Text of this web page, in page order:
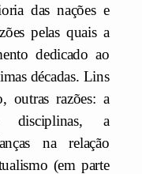
das nações e
pelas quais a
dedicado ao
décadas. Lins
outras razões: a
disciplinas, a
na relação
(em parte